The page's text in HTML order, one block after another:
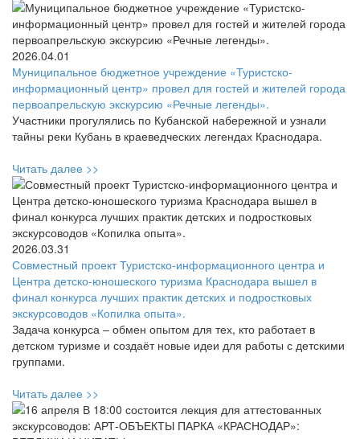
2026.04.01
Муниципальное бюджетное учреждение «Туристско-
информационный центр» провел для гостей и жителей города
первоапрельскую экскурсию «Речные легенды».
Участники прогулялись по Кубанской набережной и узнали
тайны реки Кубань в краеведческих легендах Краснодара.
Читать далее >>
2026.03.31
Совместный проект Туристско-информационного центра и
Центра детско-юношеского туризма Краснодара вышел в
финал конкурса лучших практик детских и подростковых
экскурсоводов «Копилка опыта».
Задача конкурса – обмен опытом для тех, кто работает в
детском туризме и создаёт новые идеи для работы с детскими
группами.
Читать далее >>